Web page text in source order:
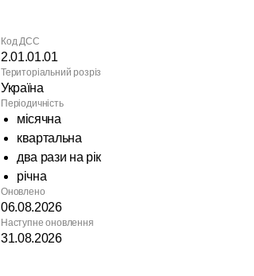
Код ДСС
2.01.01.01
Територіальний розріз
Україна
Періодичність
місячна
квартальна
два рази на рік
річна
Оновлено
06.08.2026
Наступне оновлення
31.08.2026